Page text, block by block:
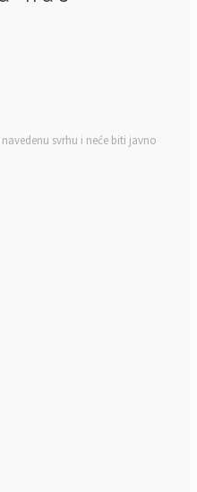
svrhu i neće biti javno